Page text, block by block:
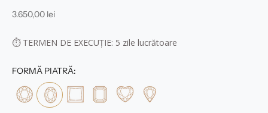
Preț redus
3.650,00 lei
⏱ TERMEN DE EXECUȚIE: 5 zile lucrătoare
FORMĂ PIATRĂ: